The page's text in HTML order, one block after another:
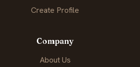
Create Profile
Company
About Us